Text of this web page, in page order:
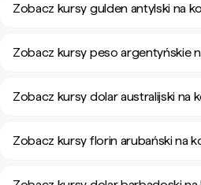
Zobacz kursy gulden antylski na
Zobacz kursy peso argentyńskie
Zobacz kursy dolar australijski na
Zobacz kursy florin arubański na